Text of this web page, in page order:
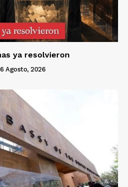
ya resolvieron
6 Agosto, 2026